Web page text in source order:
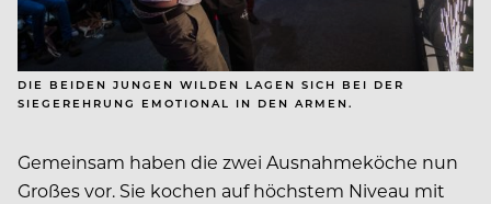
DIE BEIDEN JUNGEN WILDEN LAGEN SICH BEI DER
SIEGEREHRUNG EMOTIONAL IN DEN ARMEN.
Gemeinsam haben die zwei Ausnahmeköche nun
Großes vor. Sie kochen auf höchstem Niveau mit